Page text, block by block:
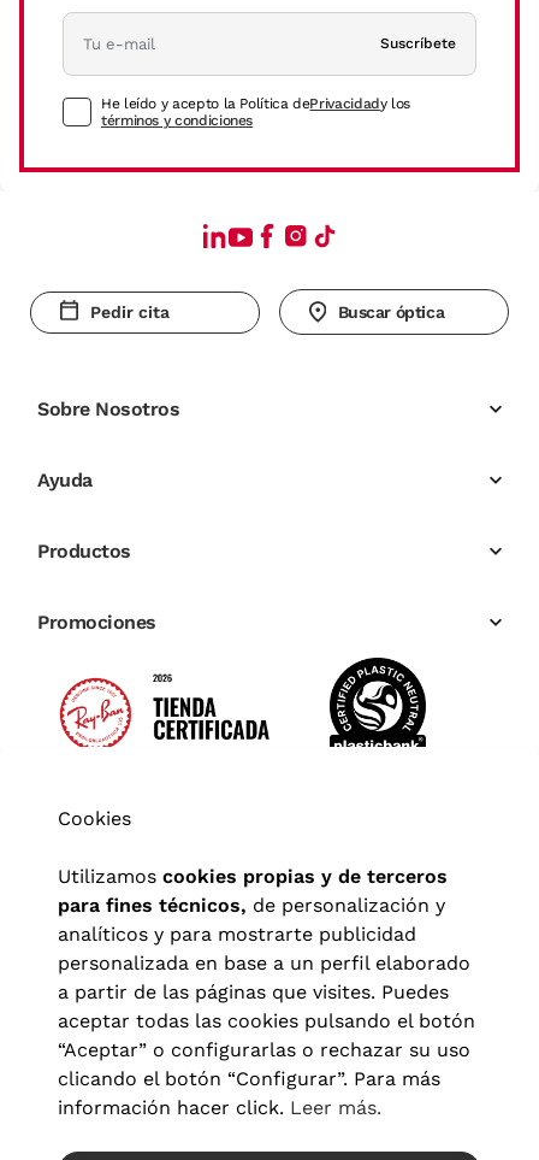
Suscríbete
He leído y acepto la Política dePrivacidady los
términos y condiciones
Pedir cita Buscar óptica
Sobre Nosotros
Ayuda
Productos
Promociones
Aviso legal| Política de privacidad Términos y condiciones
Política de cookies|Configuración de cookies
Cookies
Utilizamos cookies propias y de terceros
para fines técnicos, de personalización y
analíticos y para mostrarte publicidad
personalizada en base a un perfil elaborado
a partir de las páginas que visites. Puedes
aceptar todas las cookies pulsando el botón
“Aceptar” o configurarlas o rechazar su uso
clicando el botón “Configurar”. Para más
información hacer click. Leer más.